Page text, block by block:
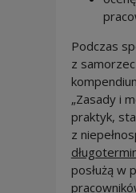
Podczas
z
„Zasady i
praktyk,
z
posłużą w